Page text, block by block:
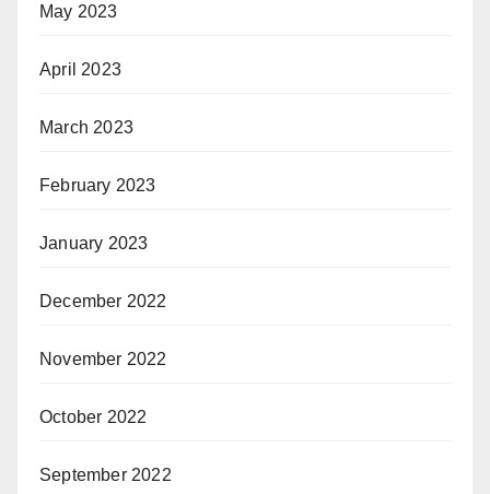
May 2023
April 2023
March 2023
February 2023
January 2023
December 2022
November 2022
October 2022
September 2022